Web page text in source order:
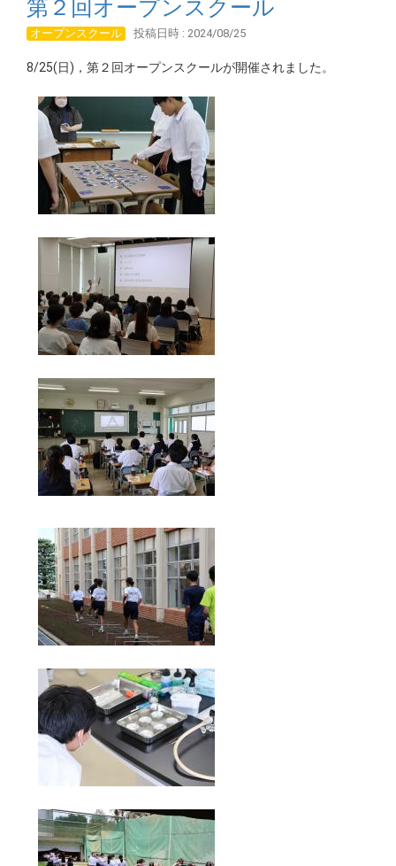
第２回オープンスクール
オープンスクール 投稿日時 : 2024/08/25
8/25(日)，第２回オープンスクールが開催されました。